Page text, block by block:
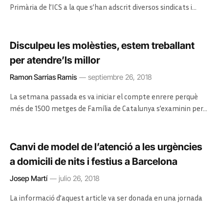
Primària de l’ICS a la que s’han adscrit diversos sindicats i…
Disculpeu les molèsties, estem treballant
per atendre’ls millor
Ramon Sarrias Ramis septiembre 26, 2018
La setmana passada es va iniciar el compte enrere perquè
més de 1500 metges de Família de Catalunya s’examinin per…
Canvi de model de l’atenció a les urgències
a domicili de nits i festius a Barcelona
Josep Martí julio 26, 2018
La informació d’aquest article va ser donada en una jornada